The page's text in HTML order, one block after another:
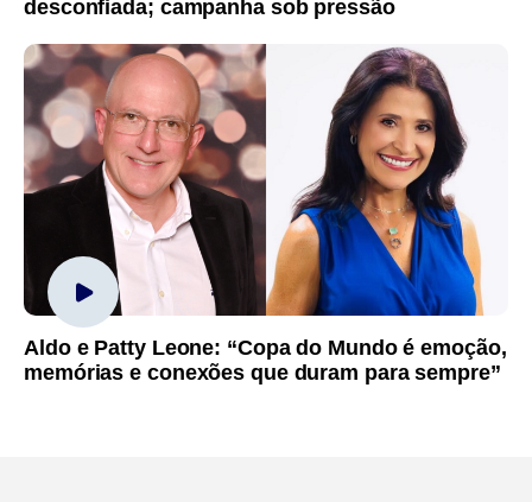
desconfiada; campanha sob pressão
Aldo e Patty Leone: “Copa do Mundo é emoção,
memórias e conexões que duram para sempre”